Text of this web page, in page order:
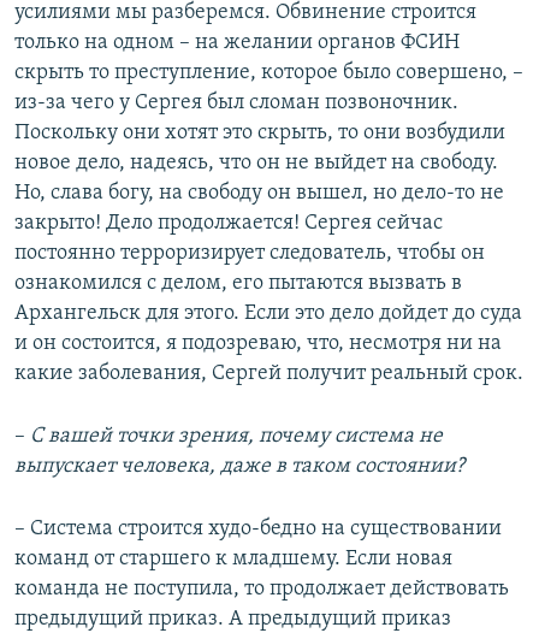
усилиями мы разберемся. Обвинение строится
только на одном – на желании органов ФСИН
скрыть то преступление, которое было совершено, –
из-за чего у Сергея был сломан позвоночник.
Поскольку они хотят это скрыть, то они возбудили
новое дело, надеясь, что он не выйдет на свободу.
Но, слава богу, на свободу он вышел, но дело-то не
закрыто! Дело продолжается! Сергея сейчас
постоянно терроризирует следователь, чтобы он
ознакомился с делом, его пытаются вызвать в
Архангельск для этого. Если это дело дойдет до суда
и он состоится, я подозреваю, что, несмотря ни на
какие заболевания, Сергей получит реальный срок.
–​ С вашей точки зрения, почему система не
выпускает человека, даже в таком состоянии?
– Система строится худо-бедно на существовании
команд от старшего к младшему. Если новая
команда не поступила, то продолжает действовать
предыдущий приказ. А предыдущий приказ